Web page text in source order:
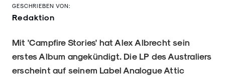
GESCHRIEBEN VON:
Redaktion
Mit 'Campfire Stories' hat Alex Albrecht sein
erstes Album angekündigt. Die LP des Australiers
erscheint auf seinem Label Analogue Attic